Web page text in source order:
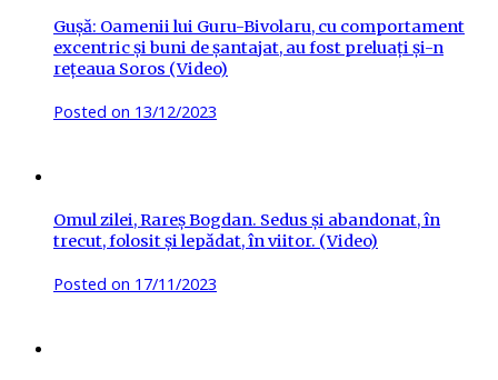
Gușă: Oamenii lui Guru-Bivolaru, cu comportament
excentric și buni de șantajat, au fost preluați și-n
rețeaua Soros (Video)
Posted on 13/12/2023
Omul zilei, Rareș Bogdan. Sedus și abandonat, în
trecut, folosit și lepădat, în viitor. (Video)
Posted on 17/11/2023